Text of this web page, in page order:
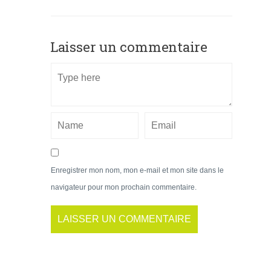
Laisser un commentaire
Enregistrer mon nom, mon e-mail et mon site dans le
navigateur pour mon prochain commentaire.